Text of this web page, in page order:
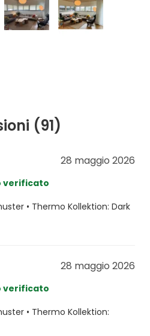
(91)
28 maggio 2026
verificato
• Thermo Kollektion: Dark
28 maggio 2026
verificato
• Thermo Kollektion: